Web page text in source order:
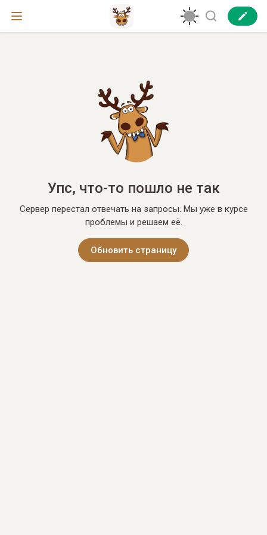
Упс, что-то пошло не так
Сервер перестал отвечать на запросы. Мы уже в курсе
проблемы и решаем её.
Обновить страницу